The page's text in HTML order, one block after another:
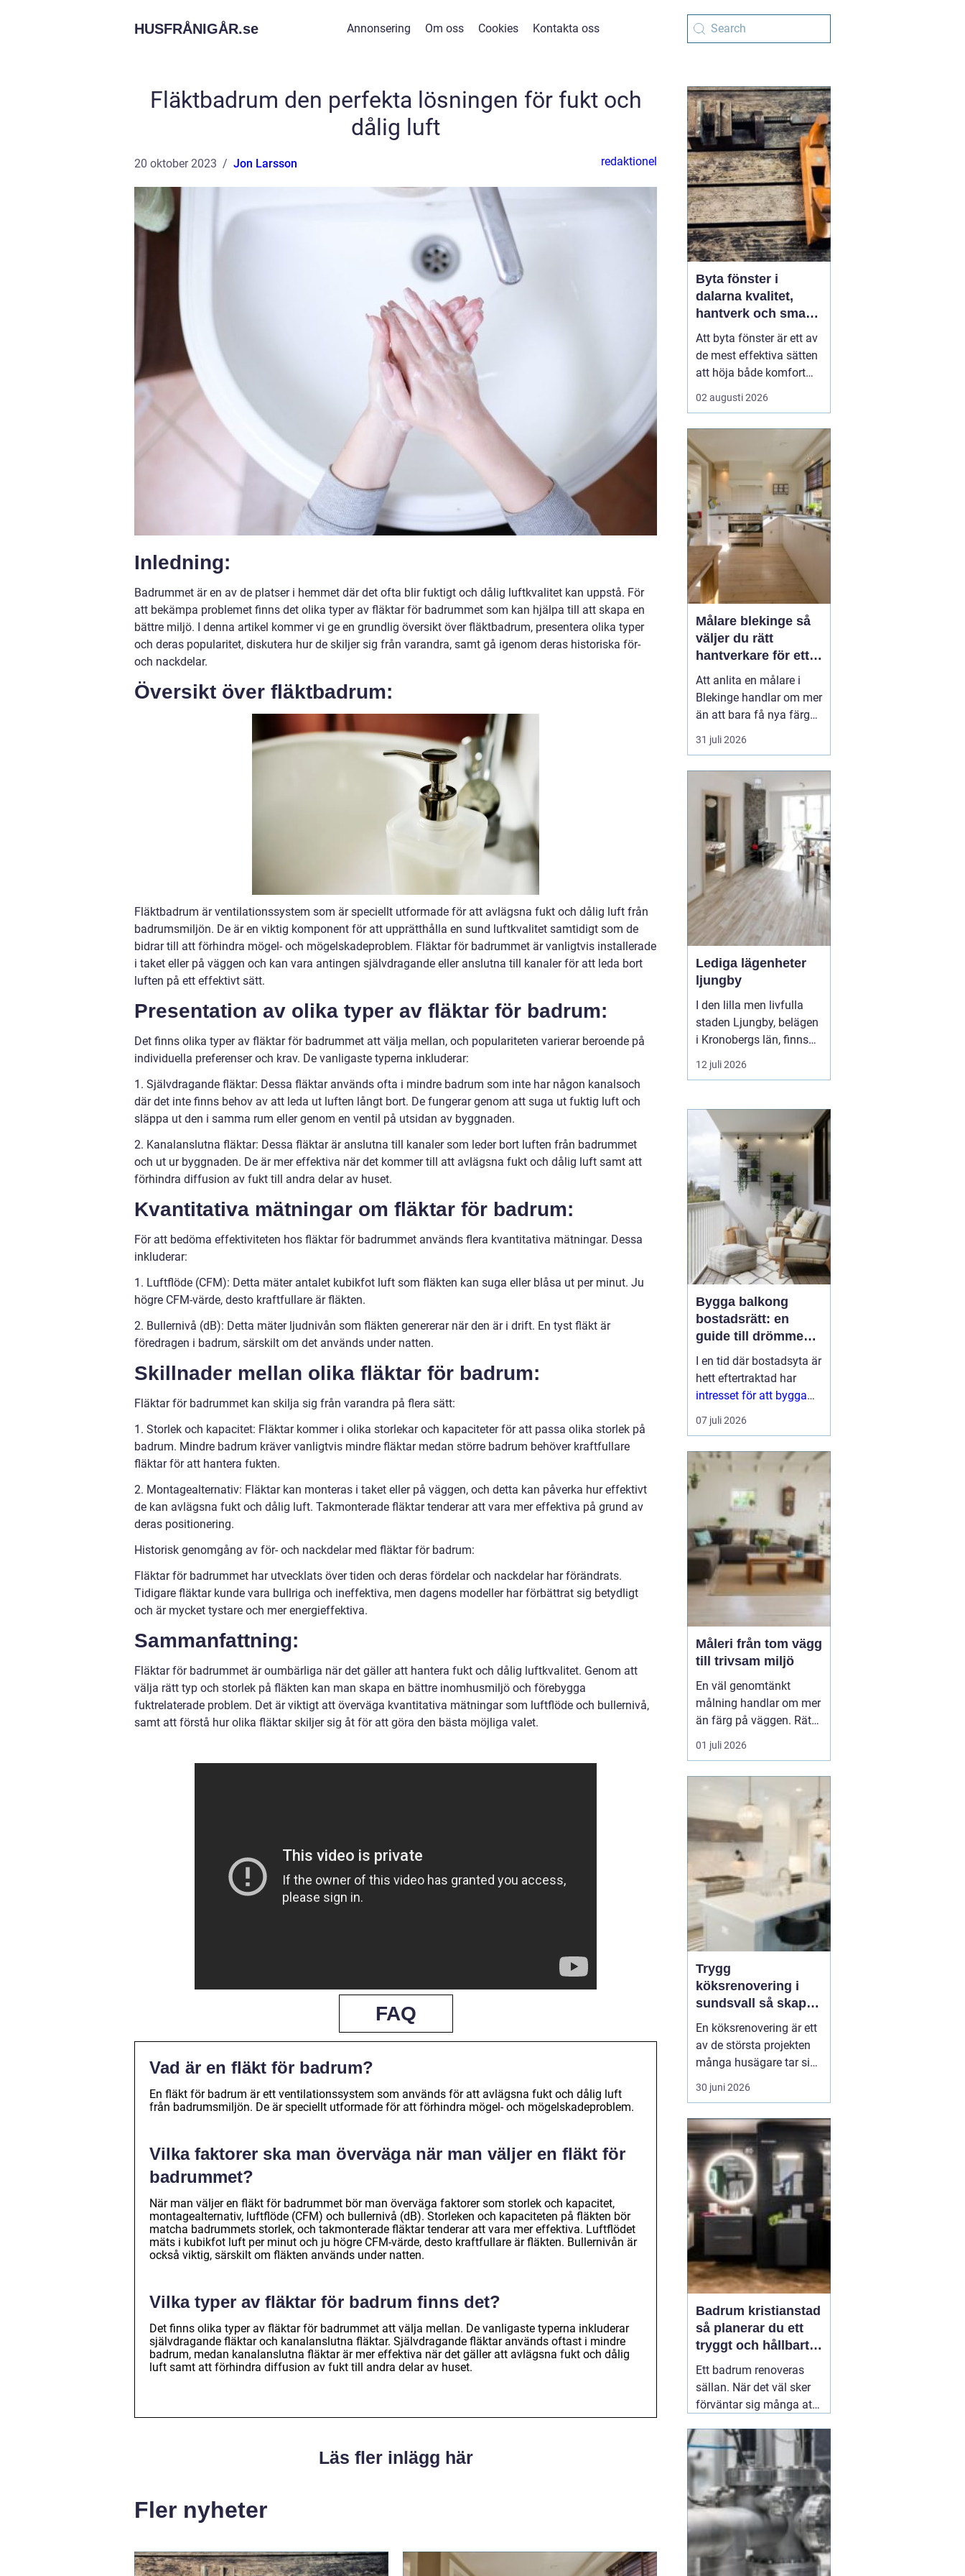
HUSFRÅNIGÅR.se Annonsering Om oss Cookies Kontakta oss
Fläktbadrum den perfekta lösningen för fukt och
dålig luft
20 oktober 2023 Jon Larsson redaktionel
Inledning:
Badrummet är en av de platser i hemmet där det ofta blir fuktigt och dålig luftkvalitet kan uppstå. För
att bekämpa problemet finns det olika typer av fläktar för badrummet som kan hjälpa till att skapa en
bättre miljö. I denna artikel kommer vi ge en grundlig översikt över fläktbadrum, presentera olika typer
och deras popularitet, diskutera hur de skiljer sig från varandra, samt gå igenom deras historiska för-
och nackdelar.
Översikt över fläktbadrum:
Fläktbadrum är ventilationssystem som är speciellt utformade för att avlägsna fukt och dålig luft från
badrumsmiljön. De är en viktig komponent för att upprätthålla en sund luftkvalitet samtidigt som de
bidrar till att förhindra mögel- och mögelskadeproblem. Fläktar för badrummet är vanligtvis installerade
i taket eller på väggen och kan vara antingen självdragande eller anslutna till kanaler för att leda bort
luften på ett effektivt sätt.
Presentation av olika typer av fläktar för badrum:
Det finns olika typer av fläktar för badrummet att välja mellan, och populariteten varierar beroende på
individuella preferenser och krav. De vanligaste typerna inkluderar:
1. Självdragande fläktar: Dessa fläktar används ofta i mindre badrum som inte har någon kanalsoch
där det inte finns behov av att leda ut luften långt bort. De fungerar genom att suga ut fuktig luft och
släppa ut den i samma rum eller genom en ventil på utsidan av byggnaden.
2. Kanalanslutna fläktar: Dessa fläktar är anslutna till kanaler som leder bort luften från badrummet
och ut ur byggnaden. De är mer effektiva när det kommer till att avlägsna fukt och dålig luft samt att
förhindra diffusion av fukt till andra delar av huset.
Kvantitativa mätningar om fläktar för badrum:
För att bedöma effektiviteten hos fläktar för badrummet används flera kvantitativa mätningar. Dessa
inkluderar:
1. Luftflöde (CFM): Detta mäter antalet kubikfot luft som fläkten kan suga eller blåsa ut per minut. Ju
högre CFM-värde, desto kraftfullare är fläkten.
2. Bullernivå (dB): Detta mäter ljudnivån som fläkten genererar när den är i drift. En tyst fläkt är
föredragen i badrum, särskilt om det används under natten.
Skillnader mellan olika fläktar för badrum:
Fläktar för badrummet kan skilja sig från varandra på flera sätt:
1. Storlek och kapacitet: Fläktar kommer i olika storlekar och kapaciteter för att passa olika storlek på
badrum. Mindre badrum kräver vanligtvis mindre fläktar medan större badrum behöver kraftfullare
fläktar för att hantera fukten.
2. Montagealternativ: Fläktar kan monteras i taket eller på väggen, och detta kan påverka hur effektivt
de kan avlägsna fukt och dålig luft. Takmonterade fläktar tenderar att vara mer effektiva på grund av
deras positionering.
Historisk genomgång av för- och nackdelar med fläktar för badrum:
Fläktar för badrummet har utvecklats över tiden och deras fördelar och nackdelar har förändrats.
Tidigare fläktar kunde vara bullriga och ineffektiva, men dagens modeller har förbättrat sig betydligt
och är mycket tystare och mer energieffektiva.
Sammanfattning:
Fläktar för badrummet är oumbärliga när det gäller att hantera fukt och dålig luftkvalitet. Genom att
välja rätt typ och storlek på fläkten kan man skapa en bättre inomhusmiljö och förebygga
fuktrelaterade problem. Det är viktigt att överväga kvantitativa mätningar som luftflöde och bullernivå,
samt att förstå hur olika fläktar skiljer sig åt för att göra den bästa möjliga valet.
FAQ
Vad är en fläkt för badrum?
En fläkt för badrum är ett ventilationssystem som används för att avlägsna fukt och dålig luft
från badrumsmiljön. De är speciellt utformade för att förhindra mögel- och mögelskadeproblem.
Vilka faktorer ska man överväga när man väljer en fläkt för
badrummet?
När man väljer en fläkt för badrummet bör man överväga faktorer som storlek och kapacitet,
montagealternativ, luftflöde (CFM) och bullernivå (dB). Storleken och kapaciteten på fläkten bör
matcha badrummets storlek, och takmonterade fläktar tenderar att vara mer effektiva. Luftflödet
mäts i kubikfot luft per minut och ju högre CFM-värde, desto kraftfullare är fläkten. Bullernivån är
också viktig, särskilt om fläkten används under natten.
Vilka typer av fläktar för badrum finns det?
Det finns olika typer av fläktar för badrummet att välja mellan. De vanligaste typerna inkluderar
självdragande fläktar och kanalanslutna fläktar. Självdragande fläktar används oftast i mindre
badrum, medan kanalanslutna fläktar är mer effektiva när det gäller att avlägsna fukt och dålig
luft samt att förhindra diffusion av fukt till andra delar av huset.
Läs fler inlägg här
Fler nyheter
Byta fönster i
dalarna kvalitet,
hantverk och smarta
val
Att byta fönster är ett av
de mest effektiva sätten
att höja både komfort
och värde på ett hus. I
Dalarna spelar
utseende och tradition
stor roll. Många vill
kombinera bättre
energiprestanda med
klassisk karaktär,
oavsett om huset lig...
02 augusti 2026
Målare blekinge så
väljer du rätt
hantverkare för ett
hållbart resultat
Att anlita en målare i
Blekinge handlar om mer
än att bara få nya färger
på väggarna. En skicklig
målare kan förvandla ett
hem, skydda fasaden
mot väder och vind och
höja värdet på hela
fastigheten. Samtidigt
innebär fel v...
31 juli 2026
Lediga lägenheter
ljungby
I den lilla men livfulla
staden Ljungby, belägen
i Kronobergs län, finns
en dynamisk marknad
för bostadssökande.
Ljungbyhar blivit ett hett
ämne för många, då
staden erbjuder en u...
12 juli 2026
Bygga balkong
bostadsrätt: en
guide till drömmen
om extra yta
I en tid där bostadsyta är
hett eftertraktad har
intresset för att bygga
balkong
bostadsrättsförening
balkon...
07 juli 2026
Måleri från tom vägg
till trivsam miljö
En väl genomtänkt
målning handlar om mer
än färg på väggen. Rätt
kulörer, noggrant
underarbete och en
förändra hur ett hem
eller en arbetsplats
upplevs. Med
måleri
går
det att s...
01 juli 2026
Trygg
köksrenovering i
sundsvall så skapar
du ett kök som
håller länge
En köksrenovering är ett
av de största projekten
många husägare tar sig
an. Kostnaderna är ofta
höga, arbetet påverkar
ska hålla i många år. För
den som planerar
köksrenovering...
30 juni 2026
Badrum kristianstad
så planerar du ett
tryggt och hållbart
badrumsprojekt
Ett badrum renoveras
sällan. När det väl sker
förväntar sig många att
2030 år. Därför spelar
planering, materialval
och val av hantverkare
stor roll. För den som
funderar på03 juni 2026